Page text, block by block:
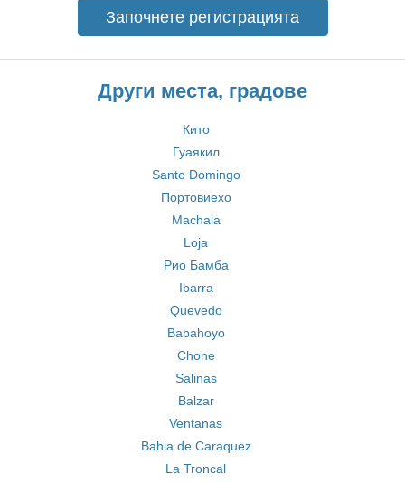
Започнете регистрацията
Други места, градове
Кито
Гуаякил
Santo Domingo
Портовиехо
Machala
Loja
Рио Бамба
Ibarra
Quevedo
Babahoyo
Chone
Salinas
Balzar
Ventanas
Bahia de Caraquez
La Troncal